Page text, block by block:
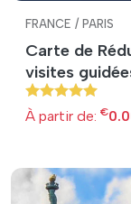
FRANCE / PARIS
Carte de
visites
À partir de: €